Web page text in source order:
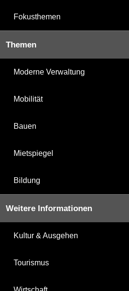
Fokusthemen
Themen
Moderne Verwaltung
Mobilität
Bauen
Mietspiegel
Bildung
Weitere Informationen
Kultur & Ausgehen
Tourismus